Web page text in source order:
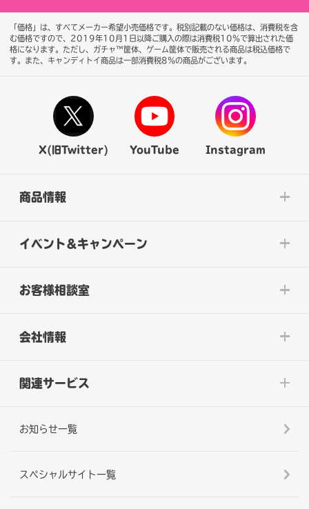
「価格」は、すべてメーカー希望小売価格です。税別記載のない価格は、消費税を含
む価格ですので、2019年10月1日以降ご購入の際は消費税10％で算出された価
格になります。 ただし、ガチャ™筐体、ゲーム筐体で販売される商品は税込価格で
す。また、キャンディトイ商品は一部消費税8％の商品がございます。
X(旧Twitter) YouTube Instagram
商品情報
イベント&キャンペーン
お客様相談室
会社情報
関連サービス
お知らせ一覧
スペシャルサイト一覧